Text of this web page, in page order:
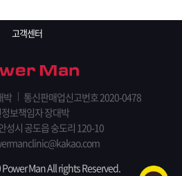
고객센터
박
통신판매업신고번호 2020-0478
보책임자 장대박
성시 공도읍 숭도리 120-10
Man All rights Reserved.